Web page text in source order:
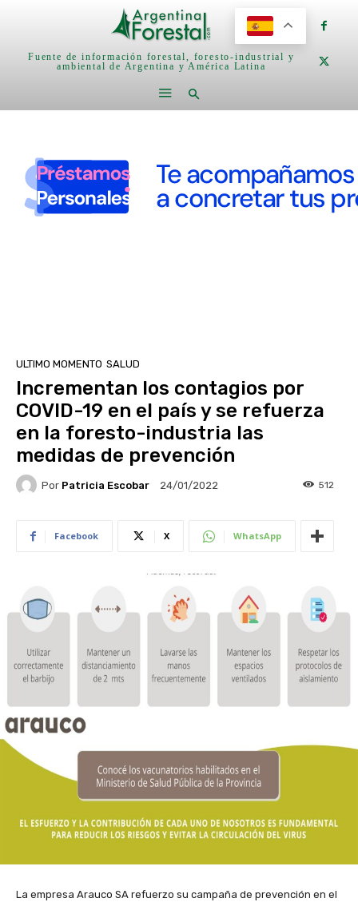
Fuente de información forestal, foresto-industrial y
ambiental de Argentina y América Latina
ULTIMO MOMENTO SALUD
Incrementan los contagios por
COVID-19 en el país y se refuerza
en la foresto-industria las
medidas de prevención
Por Patricia Escobar 24/01/2022 512
Facebook X WhatsApp
La empresa Arauco SA refuerzo su campaña de prevención en el